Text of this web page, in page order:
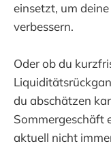
einsetzt, um
verbessern.
Oder ob du
du abschätzen
Sommergeschäft
aktuell nicht